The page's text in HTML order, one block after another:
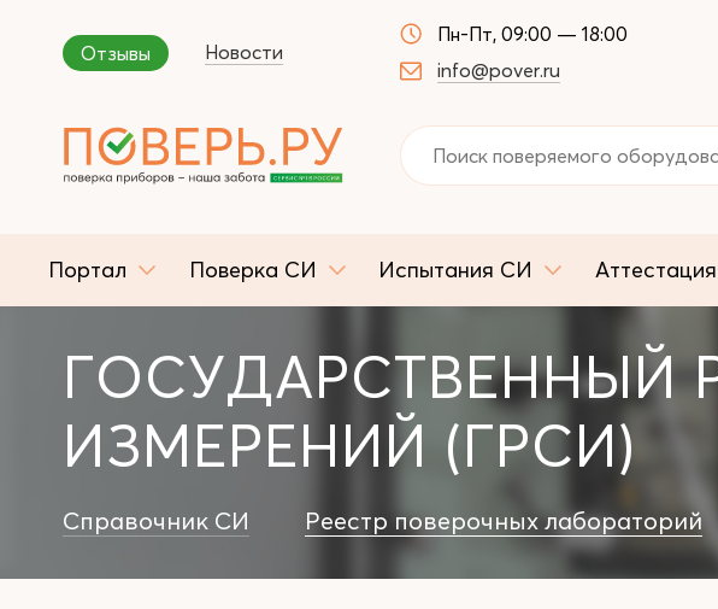
Отзывы Новости
Пн-Пт, 09:00 — 18:00
info@pover.ru
Портал Поверка СИ Испытания СИ
ГОСУДАРСТВЕННЫЙ
ИЗМЕРЕНИЙ (ГРСИ)
Справочник СИ Реестр поверочных лабораторий